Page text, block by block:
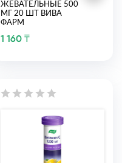
ЖЕВАТЕЛЬНЫЕ 500
МГ 20 ШТ ВИВА
ФАРМ
1 160 ₸